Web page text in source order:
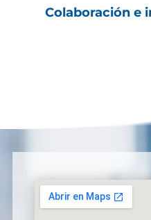
Colaboración e